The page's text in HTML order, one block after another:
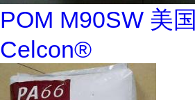
POM M90SW 美
Celcon®